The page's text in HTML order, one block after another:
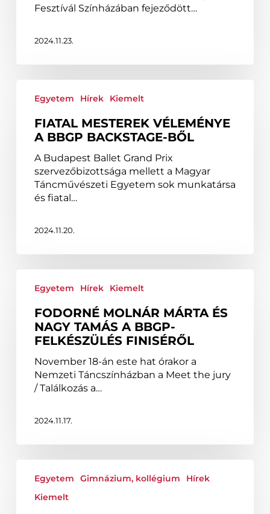
Fesztívál Színházában fejeződött…
2024.11.23.
mesterek
BBGP
backstage-
Egyetem Hírek Kiemelt
FIATAL MESTEREK VÉLEMÉNYE
A BBGP BACKSTAGE-BŐL
A Budapest Ballet Grand Prix
szervezőbizottsága mellett a Magyar
Táncművészeti Egyetem sok munkatársa
és fiatal…
2024.11.20.
Molnár
Nagy
Tamás
BBGP-
felkészülés
finiséről
Egyetem Hírek Kiemelt
FODORNÉ MOLNÁR MÁRTA ÉS
NAGY TAMÁS A BBGP-
FELKÉSZÜLÉS FINISÉRŐL
November 18-án este hat órakor a
Nemzeti Táncszínházban a Meet the jury
/ Találkozás a…
2024.11.17.
balett
Egyetem Gimnázium, kollégium
Hírek
Kiemelt